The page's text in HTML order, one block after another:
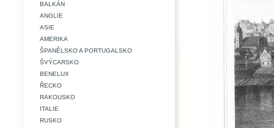
BALKÁN
ANGLIE
ASIE
AMERIKA
ŠPANĚLSKO A PORTUGALSKO
ŠVÝCARSKO
BENELUX
ŘECKO
RAKOUSKO
ITALIE
RUSKO